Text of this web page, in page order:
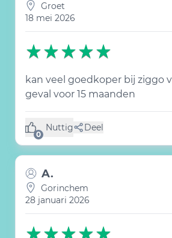
Groet
18 mei 2026
kan veel goedkoper bij ziggo
geval voor 15 maanden
0
Nuttig
(0 like) Deel
A.
Gorinchem
28 januari 2026